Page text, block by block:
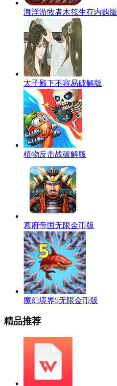
海洋游牧者木筏生存内购版
太子殿下不容易破解版
植物反击战破解版
幕府帝国无限金币版
魔幻境界5无限金币版
精品推荐